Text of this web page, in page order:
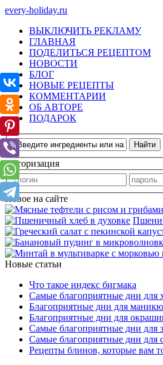
every-holiday.ru
ВЫКЛЮЧИТЬ РЕКЛАМУ
ГЛАВНАЯ
ПОДЕЛИТЬСЯ РЕЦЕПТОМ
НОВОСТИ
БЛОГ
НОВЫЕ РЕЦЕПТЫ
КОММЕНТАРИИ
ОБ АВТОРЕ
ПОДАРОК
Авторизация
Новое на сайте
Новые статьи
Что такое индекс бигмака
Самые благоприятные дни для
Благоприятные дни для
Благоприятные дни для
Самые благоприятные дни для
Самые благоприятные дни для
Рецепты блинов, которые вам